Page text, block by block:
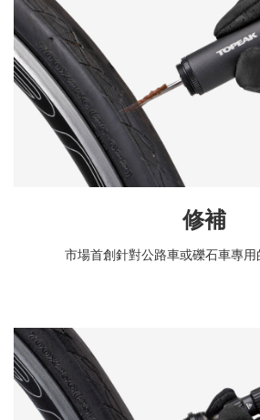
修補
市場首創針對公路車或礫石車專用